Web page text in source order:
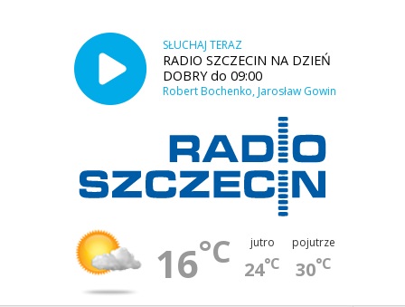
SŁUCHAJ TERAZ
RADIO SZCZECIN NA DZIEŃ
DOBRY do 09:00
Robert Bochenko, Jarosław Gowin
16°C jutro
24°C
pojutrze
30°C